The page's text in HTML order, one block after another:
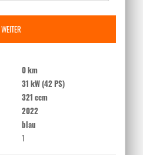
WEITER
0 km
31 kW (42 PS)
321 ccm
2022
blau
1